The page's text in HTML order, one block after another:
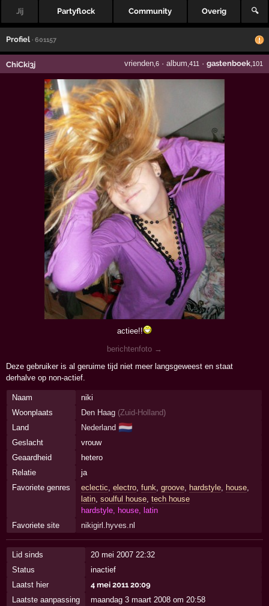
Jij Partyflock Community Overig 🔍
Profiel · 601157
ChiCki3j vrienden,6· album ,411 · gastenboek,101
actiee!!
berichtenfoto →
Deze gebruiker is al geruime tijd niet meer langsgeweest en staat
derhalve op non-actief.
Naam
niki
Woonplaats
Den Haag (Zuid-Holland)
Land
Nederland 🇳🇱
Geslacht
vrouw
Geaardheid
hetero
Relatie
ja
Favoriete genres
eclectic, electro, funk, groove, hardstyle, house,
latin, soulful house, tech house
hardstyle, house, latin
Favoriete site
nikigirl.hyves.nl
Lid sinds
20 mei 2007 22:32
Status
inactief
Laatst hier
4 mei 2011 20:09
Laatste aanpassing
maandag 3 maart 2008 om 20:58